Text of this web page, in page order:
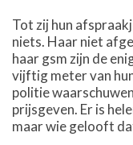
Tot zij hun
niets. Haar niet
haar gsm zijn de
vijftig meter van
politie
prijsgeven. Er is
maar wie gelooft